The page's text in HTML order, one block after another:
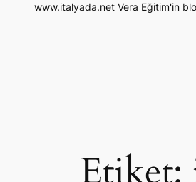
www.italyada.net Vera Eğitim'in
Etiket: